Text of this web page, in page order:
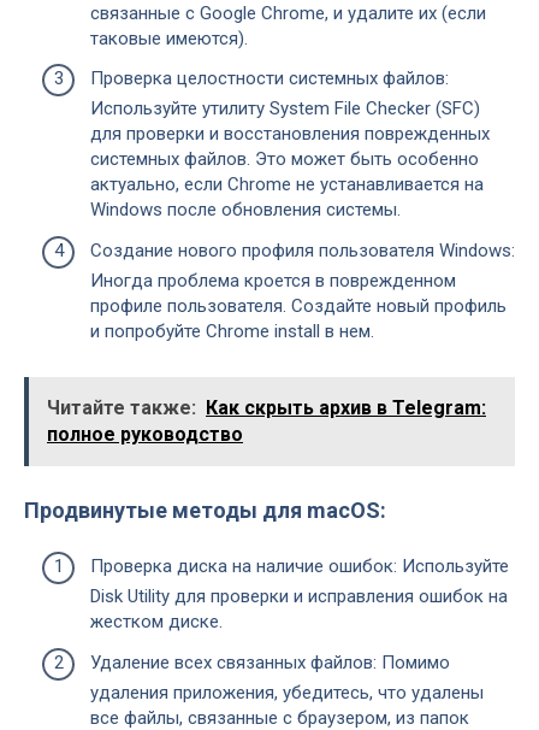
связанные с Google Chrome, и удалите их (если
таковые имеются).
Проверка целостности системных файлов:
Используйте утилиту System File Checker (SFC)
для проверки и восстановления поврежденных
системных файлов. Это может быть особенно
актуально, если Chrome не устанавливается на
Windows после обновления системы.
Создание нового профиля пользователя Windows:
Иногда проблема кроется в поврежденном
профиле пользователя. Создайте новый профиль
и попробуйте Chrome install в нем.
Читайте также: Как скрыть архив в Telegram:
полное руководство
Продвинутые методы для macOS:
Проверка диска на наличие ошибок: Используйте
Disk Utility для проверки и исправления ошибок на
жестком диске.
Удаление всех связанных файлов: Помимо
удаления приложения, убедитесь, что удалены
все файлы, связанные с браузером, из папок